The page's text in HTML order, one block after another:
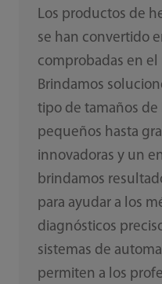
Los productos de
se han convertido
comprobadas en
Brindamos
tipo de tamaños
pequeños hasta
innovadoras y un
brindamos
para ayudar a los
diagnósticos
sistemas de
permiten a los